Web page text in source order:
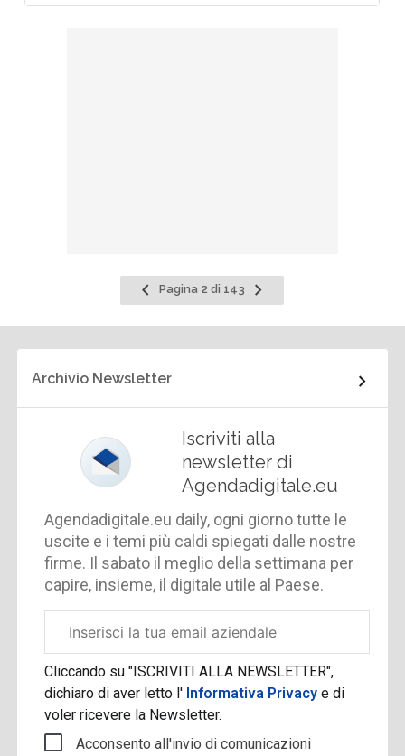
Pagina
precedente
Pagina 2 di 143
Pagina
successiva
Archivio Newsletter
Iscriviti alla
newsletter di
Agendadigitale.eu
Agendadigitale.eu daily, ogni giorno tutte le
uscite e i temi più caldi spiegati dalle nostre
firme. Il sabato il meglio della settimana per
capire, insieme, il digitale utile al Paese.
aziendale
Cliccando su "ISCRIVITI ALLA NEWSLETTER",
dichiaro di aver letto l' Informativa Privacye di
voler ricevere la Newsletter.
Acconsento all'invio di comunicazioni